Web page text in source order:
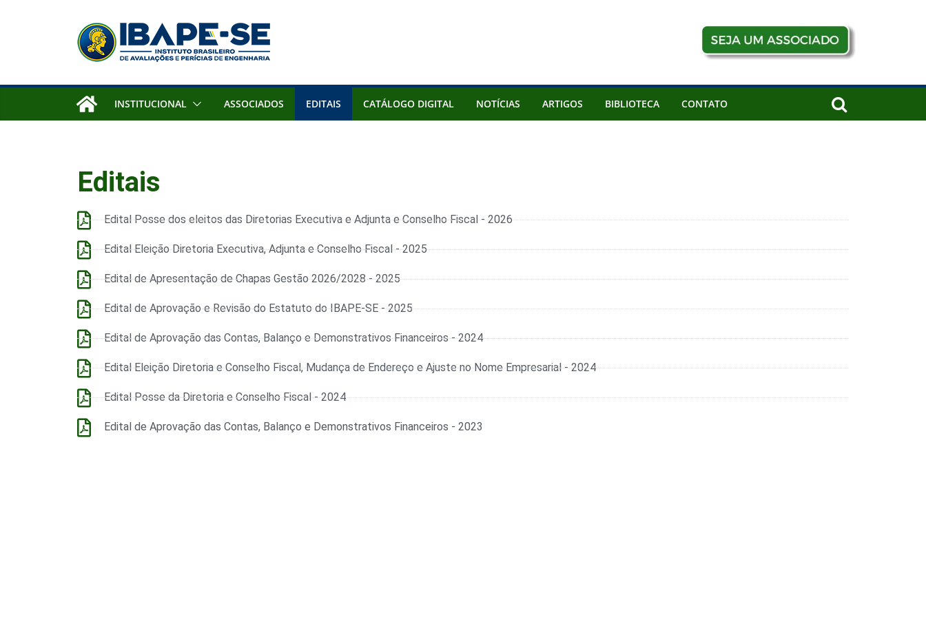
INSTITUCIONAL ASSOCIADOS EDITAIS CATÁLOGO DIGITAL NOTÍCIAS ARTIGOS BIBLIOTECA CONTATO
Editais
Edital Posse dos eleitos das Diretorias Executiva e Adjunta e Conselho Fiscal - 2026
Edital Eleição Diretoria Executiva, Adjunta e Conselho Fiscal - 2025
Edital de Apresentação de Chapas Gestão 2026/2028 - 2025
Edital de Aprovação e Revisão do Estatuto do IBAPE-SE - 2025
Edital de Aprovação das Contas, Balanço e Demonstrativos Financeiros - 2024
Edital Eleição Diretoria e Conselho Fiscal, Mudança de Endereço e Ajuste no Nome Empresarial - 2024
Edital Posse da Diretoria e Conselho Fiscal - 2024
Edital de Aprovação das Contas, Balanço e Demonstrativos Financeiros - 2023